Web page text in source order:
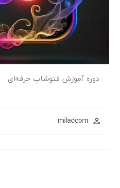
دوره آموزش فتوشاپ حرفه‌ای
miladcom